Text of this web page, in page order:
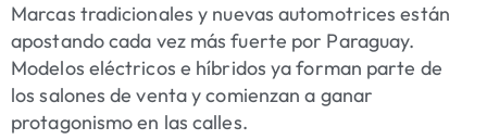
Marcas tradicionales y nuevas automotrices están
apostando cada vez más fuerte por Paraguay.
Modelos eléctricos e híbridos ya forman parte de
los salones de venta y comienzan a ganar
protagonismo en las calles.